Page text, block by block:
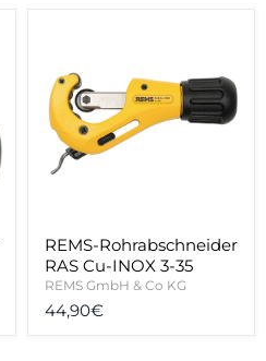
Cu-
INOX
3-
35
REMS-Rohrabschneider
RAS Cu-INOX 3-35
REMS GmbH & Co KG
44,90€